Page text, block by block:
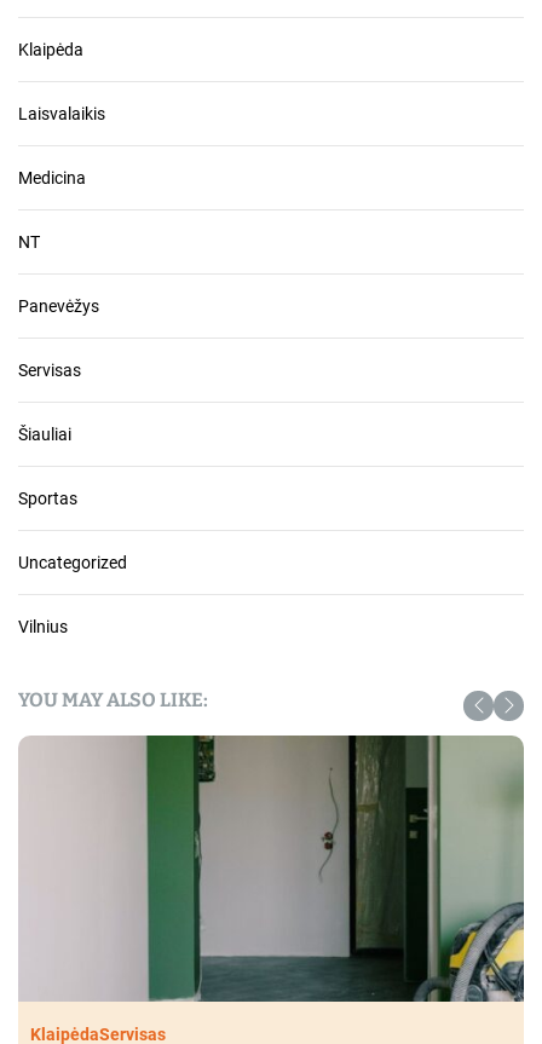
Klaipėda
Laisvalaikis
Medicina
NT
Panevėžys
Servisas
Šiauliai
Sportas
Uncategorized
Vilnius
YOU MAY ALSO LIKE:
KlaipėdaServisas